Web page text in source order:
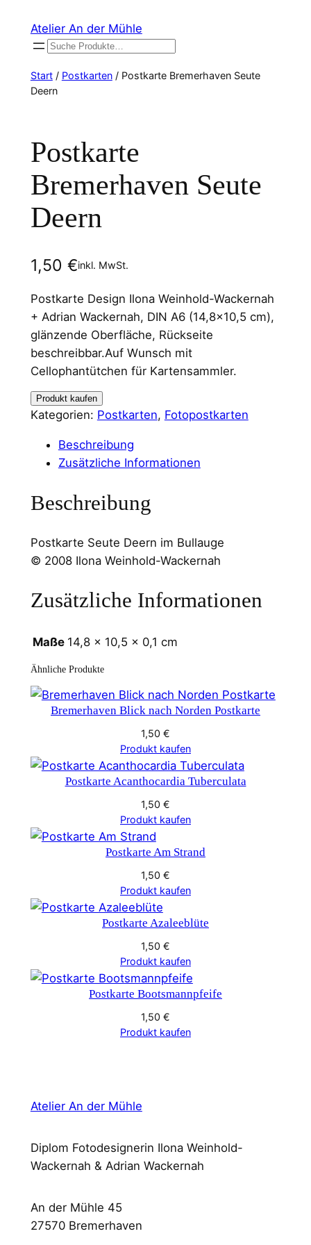
Inhalt
springen
Atelier An der Mühle
Suchen
Start/ Postkarten/ Postkarte Bremerhaven Seute
Deern
Postkarte
Bremerhaven Seute
Deern
1,50 €inkl. MwSt.
Postkarte Design Ilona Weinhold-Wackernah
+ Adrian Wackernah, DIN A6 (14,8×10,5 cm),
glänzende Oberfläche, Rückseite
beschreibbar.Auf Wunsch mit
Cellophantütchen für Kartensammler.
Produkt kaufen
Kategorien: Postkarten, Fotopostkarten
Beschreibung
Zusätzliche Informationen
Beschreibung
Postkarte Seute Deern im Bullauge
© 2008 Ilona Weinhold-Wackernah
Zusätzliche Informationen
Maße 14,8 × 10,5 × 0,1 cm
Ähnliche Produkte
Bremerhaven Blick nach Norden Postkarte
1,50 €
Produkt kaufen
Postkarte Acanthocardia Tuberculata
1,50 €
Produkt kaufen
Postkarte Am Strand
1,50 €
Produkt kaufen
Postkarte Azaleeblüte
1,50 €
Produkt kaufen
Postkarte Bootsmannpfeife
1,50 €
Produkt kaufen
Atelier An der Mühle
Diplom Fotodesignerin Ilona Weinhold-
Wackernah & Adrian Wackernah
An der Mühle 45
27570 Bremerhaven